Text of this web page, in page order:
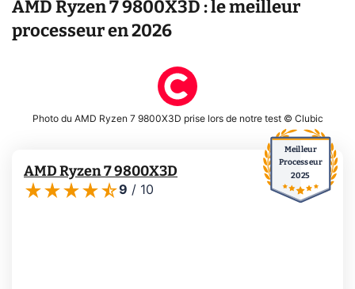
AMD Ryzen 7 9800X3D : le meilleur
processeur en 2026
Photo du AMD Ryzen 7 9800X3D prise lors de notre test © Clubic
AMD Ryzen 7 9800X3D
9 / 10
Meilleur
Processeur
2025